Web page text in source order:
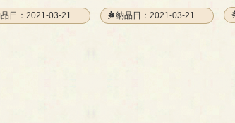
日：2021-03-21
の
イ
納品日：2021-03-21